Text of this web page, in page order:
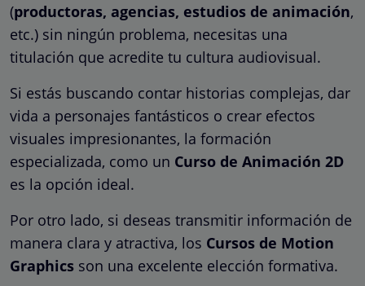
(productoras, agencias, estudios de animación,
etc.) sin ningún problema, necesitas una
titulación que acredite tu cultura audiovisual.
Si estás buscando contar historias complejas, dar
vida a personajes fantásticos o crear efectos
visuales impresionantes, la formación
especializada, como un Curso de Animación 2D
es la opción ideal.
Por otro lado, si deseas transmitir información de
manera clara y atractiva, los Cursos de Motion
Graphics son una excelente elección formativa.